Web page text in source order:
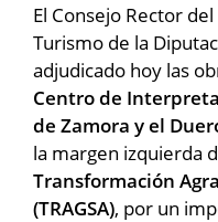
El Consejo Rector
Turismo de la
adjudicado hoy las
Centro de
de Zamora y el
la margen izquierda
Transformación
(TRAGSA), por un